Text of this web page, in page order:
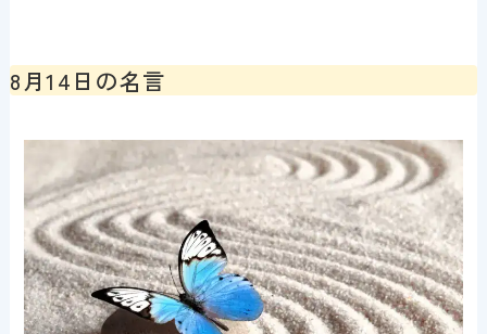
8月14日の名言